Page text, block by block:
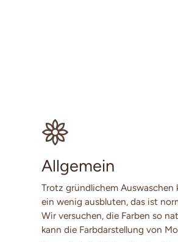
Allgemein
Trotz gründlichem Auswaschen
ein wenig ausbluten, das ist
Wir versuchen, die Farben so
kann die Farbdarstellung von